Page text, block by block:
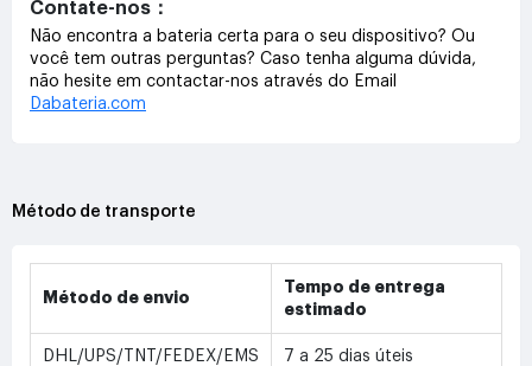
Contate-nos：
Não encontra a bateria certa para o seu dispositivo? Ou
você tem outras perguntas? Caso tenha alguma dúvida,
não hesite em contactar-nos através do Email
Dabateria.com
Método de transporte
Método de envio
Tempo de entrega
estimado
DHL/UPS/TNT/FEDEX/EMS 7 a 25 dias úteis